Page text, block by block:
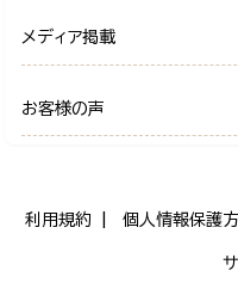
メディア掲載
お客様の声
利用規約 個人情報保護